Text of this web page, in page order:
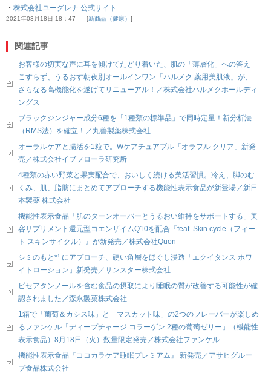
・ 株式会社ユーグレナ 公式サイト
2021年03月18日 18：47 新商品（健康）
関連記事
お客様の切実な声に耳を傾けてたどり着いた、肌の「薄層化」への答え
こすらず、うるおす朝夜別オールインワン「ハルメク 薬用美肌液」が、
さらなる高機能化を遂げてリニューアル！／株式会社ハルメクホールディ
ングス
ブラックジンジャー成分6種を「1種類の標準品」で同時定量！新分析法
（RMS法）を確立！／丸善製薬株式会社
オーラルケアと腸活を1粒で。Wケアチュアブル「オラフル クリア」新発
売／株式会社イブフローラ研究所
4種類の赤い野菜と果実配合で、おいしく続ける美活習慣。冷え、脚のむ
くみ、肌、脂肪にまとめてアプローチする機能性表示食品が新登場／新日
本製薬 株式会社
機能性表示食品「肌のターンオーバーとうるおい維持をサポートする」美
容サプリメント還元型コエンザイムQ10を配合『feat. Skin cycle（フィー
ト スキンサイクル）』が新発売／株式会社Quon
シミのもと*¹ にアプローチ、硬い角層をほぐし浸透「エクイタンス ホワ
イトローション」新発売／サンスター株式会社
ピセアタンノールを含む食品の摂取により睡眠の質が改善する可能性が確
認されました／森永製菓株式会社
1箱で「葡萄＆カシス味」と「マスカット味」の2つのフレーバーが楽しめ
るファンケル「ディープチャージ コラーゲン 2種の葡萄ゼリー」（機能性
表示食品）8月18日（火）数量限定発売／株式会社ファンケル
機能性表示食品『ココカラケア睡眠プレミアム』 新発売／アサヒグルー
プ食品株式会社